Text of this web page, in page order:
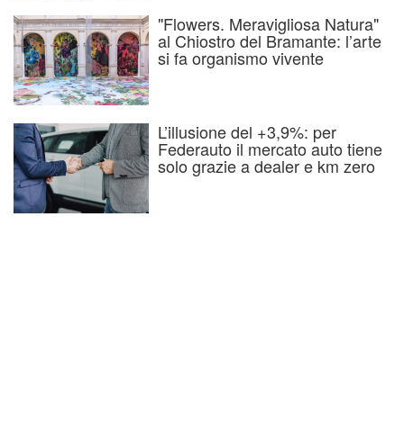
"Flowers. Meravigliosa Natura"
al Chiostro del Bramante: l’arte
si fa organismo vivente
L’illusione del +3,9%: per
Federauto il mercato auto tiene
solo grazie a dealer e km zero